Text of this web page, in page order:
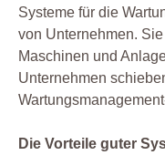
Systeme für die
von Unternehmen.
Maschinen und
Unternehmen
Die Vorteile guter